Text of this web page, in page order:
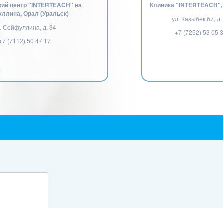
центр "INTERTEACH" на
Орал (Уральск)
Сейфуллина, д. 34
(7112) 50 47 17
Клиника
ул. Казыбек би, д.
+7 (7252) 53 05